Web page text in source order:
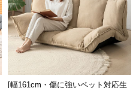
[幅161cm・傷に強いペット対応生